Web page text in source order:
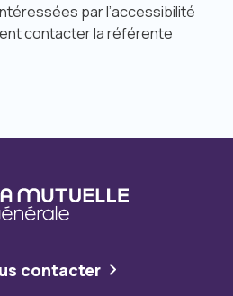
par l’accessibilité
contacter la référente
contacter